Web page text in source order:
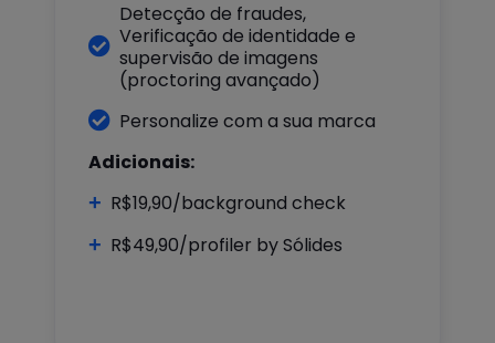

Detecção de fraudes,
Verificação de identidade e
supervisão de imagens
(proctoring avançado)
 Personalize com a sua marca
Adicionais:
+ R$19,90/background check
+ R$49,90/profiler by Sólides